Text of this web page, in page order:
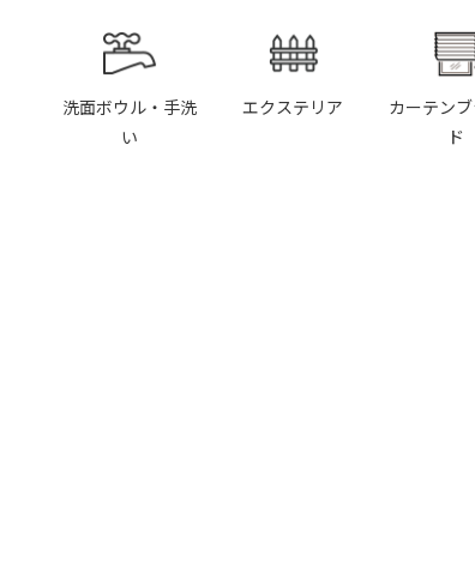
洗面ボウル・手洗
い
エクステリア
カーテン
ド